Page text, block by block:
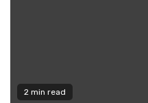
2 min read